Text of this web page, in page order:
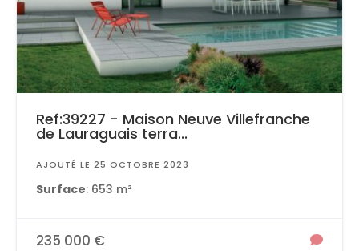
Ref:39227 - Maison Neuve Villefranche
de Lauraguais terra...
AJOUTÉ LE 25 OCTOBRE 2023
Surface: 653 m²
235 000 €